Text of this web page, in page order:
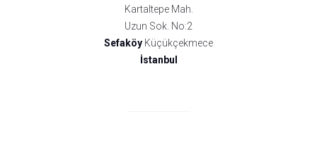
Kartaltepe Mah.
Uzun Sok. No:2
Sefaköy Küçükçekmece
İstanbul